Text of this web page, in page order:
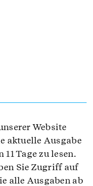
Website
aktuelle Ausgabe
Tage zu lesen.
Sie Zugriff auf
alle Ausgaben ab